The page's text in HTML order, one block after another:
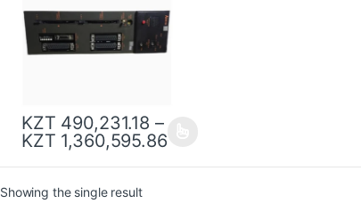
KZT 490,231.18 –
KZT 1,360,595.86
Showing the single result